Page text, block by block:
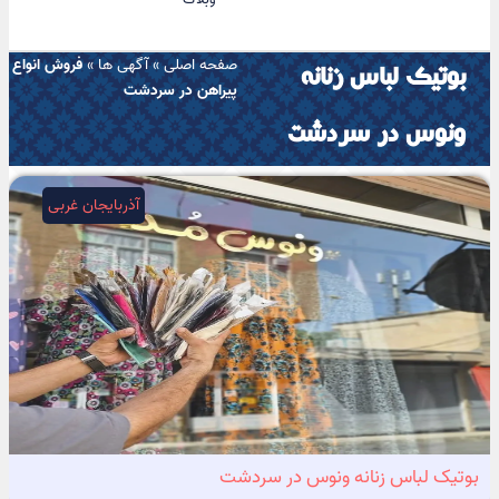
بوتیک لباس زنانه
ونوس در سردشت
صفحه اصلی»آگهی ها»فروش انواع
پیراهن در سردشت
آذربایجان غربی
بوتیک لباس زنانه ونوس در سردشت